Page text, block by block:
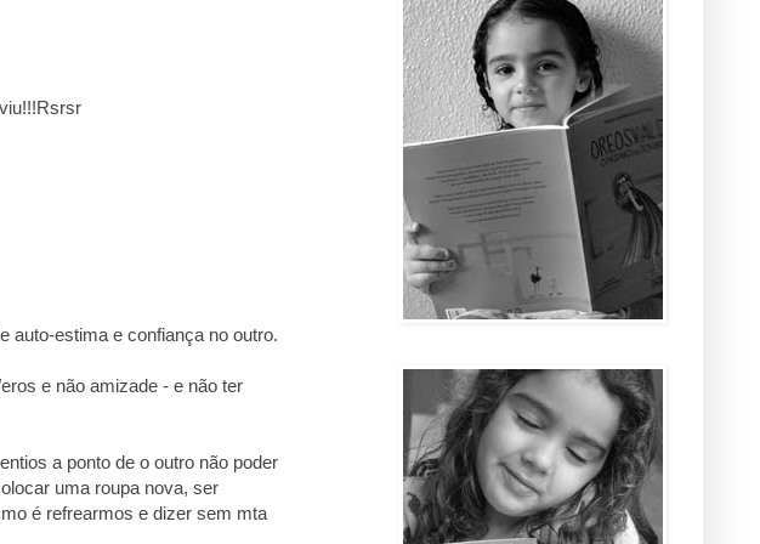
auto-estima e confiança no outro.
e não amizade - e não ter
a ponto de o outro não poder
uma roupa nova, ser
é refrearmos e dizer sem mta